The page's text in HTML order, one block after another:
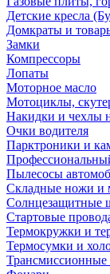
Детские кресла
Домкраты и
Замки
Компрессоры
Лопаты
Моторное масло
Мотоциклы,
Накидки и чехлы
Очки водителя
Парктроники и
Пылесосы
Складные ножи и
Солнцезащитные
Стартовые
Термокружки и
Термосумки и
Трансмиссионные